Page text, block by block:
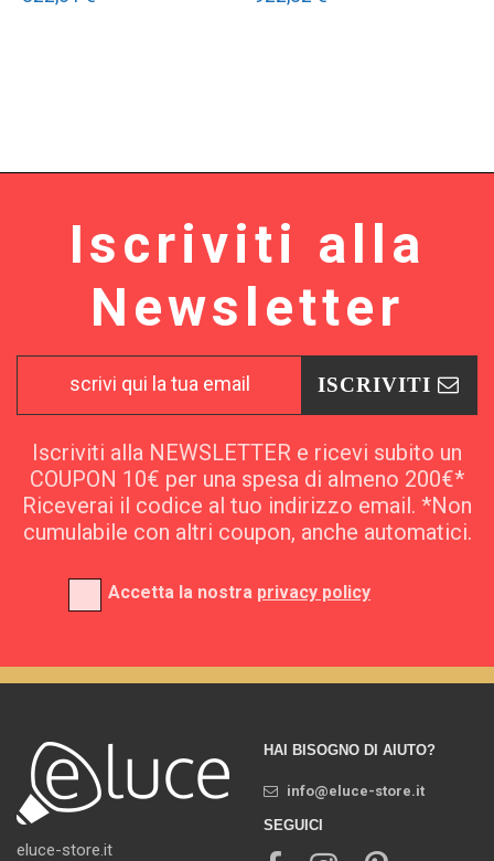
Iscriviti alla
Newsletter
ISCRIVITI
Iscriviti alla NEWSLETTER e ricevi subito un
COUPON 10€ per una spesa di almeno 200€*
Riceverai il codice al tuo indirizzo email. *Non
cumulabile con altri coupon, anche automatici.
Accetta la nostra privacy policy
eluce-store.it
HAI BISOGNO DI AIUTO?
info@eluce-store.it
SEGUICI